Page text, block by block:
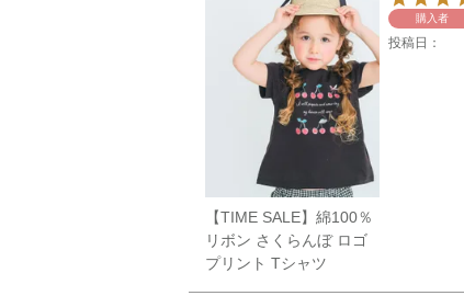
【TIME SALE】綿100％
リボン さくらんぼ ロゴ
プリント Tシャツ
購入者
投稿日